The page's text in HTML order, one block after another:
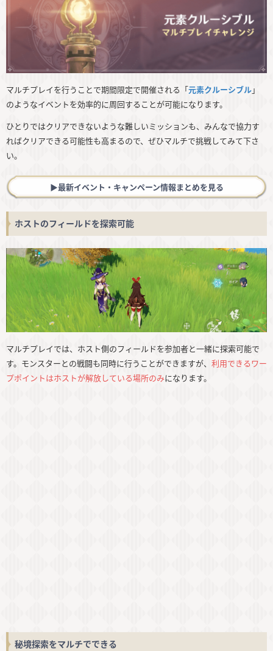
マルチプレイを行うことで期間限定で開催される「元素クルーシブル」
のようなイベントを効率的に周回することが可能になります。
ひとりではクリアできないような難しいミッションも、みんなで協力す
ればクリアできる可能性も高まるので、ぜひマルチで挑戦してみて下さ
い。
▶︎最新イベント・キャンペーン情報まとめを見る
ホストのフィールドを探索可能
マルチプレイでは、ホスト側のフィールドを参加者と一緒に探索可能で
す。モンスターとの戦闘も同時に行うことができますが、 利用できるワー
プポイントはホストが解放している場所のみになります。
秘境探索をマルチでできる